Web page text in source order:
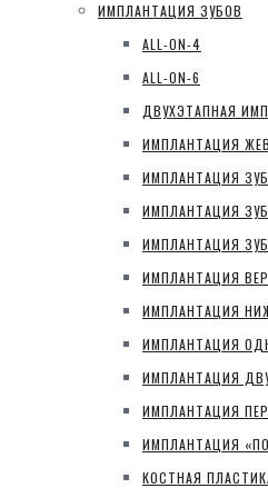
ИМПЛАНТАЦИЯ ЗУБОВ
ALL-ON-4
ALL-ON-6
ДВУХЭТАПНАЯ
ИМПЛАНТАЦИЯ
ИМПЛАНТАЦИЯ
ИМПЛАНТАЦИЯ
ИМПЛАНТАЦИЯ
ИМПЛАНТАЦИЯ
ИМПЛАНТАЦИЯ
ИМПЛАНТАЦИЯ
ИМПЛАНТАЦИЯ
ИМПЛАНТАЦИЯ
ИМПЛАНТАЦИЯ
КОСТНАЯ